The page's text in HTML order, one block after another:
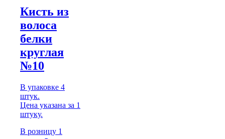
Кисть из
волоса
белки
круглая
№10
В упаковке 4
штук.
Цена указана за 1
штуку.
В розницу 1